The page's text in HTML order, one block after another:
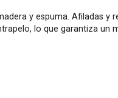
y espuma. Afiladas y
lo que garantiza un